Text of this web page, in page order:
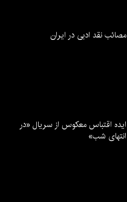
مصائب نقد ادبی در ایران
ایده اقتباس معکوس از سریال «در
انتهای شب»